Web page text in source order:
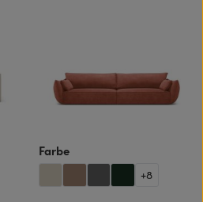
Farbeauswählen
+8